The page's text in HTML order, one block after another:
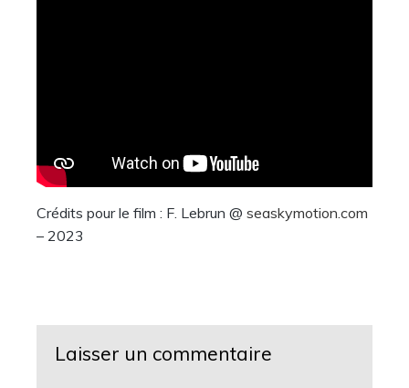
Crédits pour le film : F. Lebrun @ seaskymotion.com
– 2023
Laisser un commentaire